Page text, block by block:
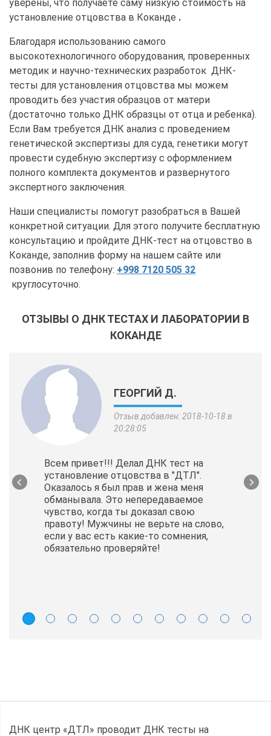
уверены, что получаете саму низкую стоимость на
установление отцовства в Коканде .
Благодаря использованию самого
высокотехнологичного оборудования, проверенных
методик и научно-технических разработок ДНК-
тесты для установления отцовства мы можем
проводить без участия образцов от матери
(достаточно только ДНК образцы от отца и ребенка).
Если Вам требуется ДНК анализ с проведением
генетической экспертизы для суда, генетики могут
провести судебную экспертизу с оформлением
полного комплекта документов и развернутого
экспертного заключения.
Наши специалисты помогут разобраться в Вашей
конкретной ситуации. Для этого получите бесплатную
консультацию и пройдите ДНК-тест на отцовство в
Коканде, заполнив форму на нашем сайте или
позвонив по телефону: +998 7120 505 32
круглосуточно.
ОТЗЫВЫ О ДНК ТЕСТАХ И ЛАБОРАТОРИИ В
КОКАНДЕ
ГЕОРГИЙ Д.
Отзыв добавлен: 2018-10-18 в
20:28:05
Всем привет!!! Делал ДНК тест на
установление отцовства в "ДТЛ".
Оказалось я был прав и жена меня
обманывала. Это непередаваемое
чувство, когда ты доказал свою
правоту! Мужчины не верьте на слово,
если у вас есть какие-то сомнения,
обязательно проверяйте!
ДНК центр «ДТЛ» проводит ДНК тесты на